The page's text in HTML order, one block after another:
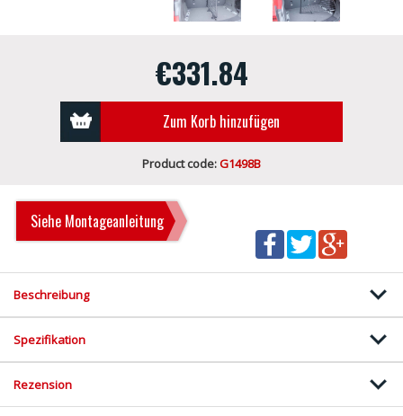
€331.84
Zum Korb hinzufügen
Product code:G1498B
Siehe Montageanleitung
Beschreibung
Spezifikation
Rezension